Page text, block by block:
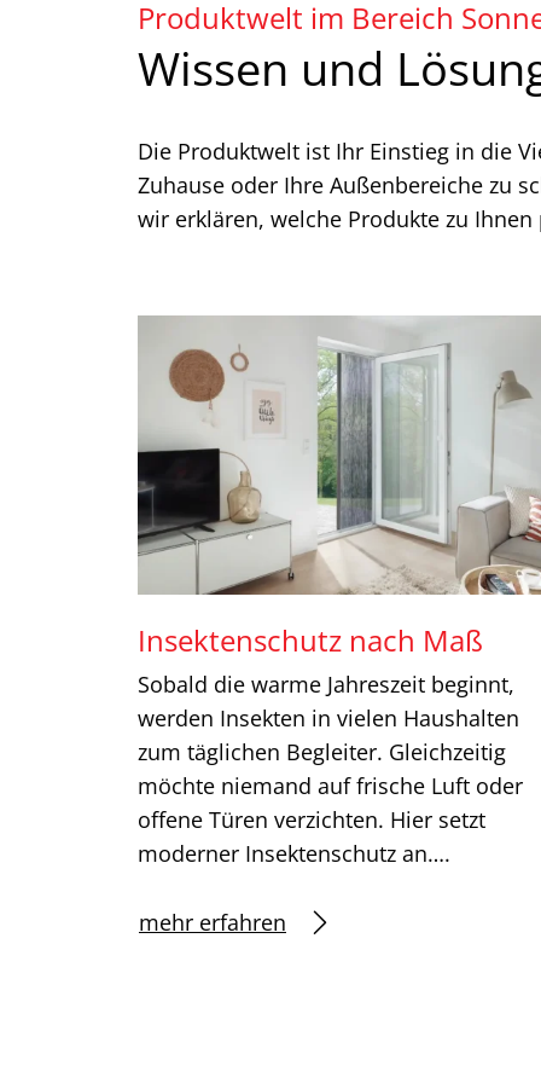
w
h
Produktwelt im Bereich
Wissen und
Die Produktwelt ist Ihr Einstieg in die
Zuhause oder Ihre Außenbereiche zu
wir erklären, welche Produkte zu
Insektenschutz nach Maß
Sobald die warme Jahreszeit beginnt,
werden Insekten in vielen Haushalten
zum täglichen Begleiter. Gleichzeitig
möchte niemand auf frische Luft oder
offene Türen verzichten. Hier setzt
moderner Insektenschutz an….
mehr erfahren